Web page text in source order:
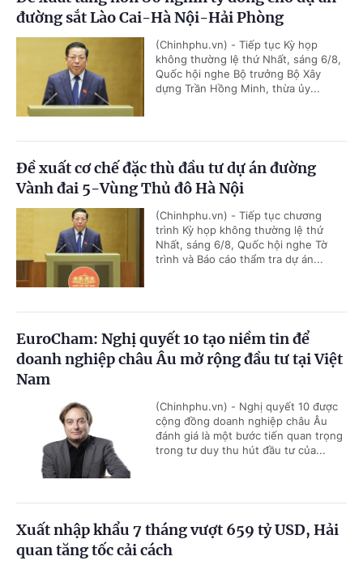
đường sắt Lào Cai-Hà Nội-Hải Phòng
(Chinhphu.vn) - Tiếp tục Kỳ họp
không thường lệ thứ Nhất, sáng 6/8,
Quốc hội nghe Bộ trưởng Bộ Xây
dựng Trần Hồng Minh, thừa ủy...
Đề xuất cơ chế đặc thù đầu tư dự án đường
Vành đai 5-Vùng Thủ đô Hà Nội
(Chinhphu.vn) - Tiếp tục chương
trình Kỳ họp không thường lệ thứ
Nhất, sáng 6/8, Quốc hội nghe Tờ
trình và Báo cáo thẩm tra dự án...
EuroCham: Nghị quyết 10 tạo niềm tin để
doanh nghiệp châu Âu mở rộng đầu tư tại Việt
Nam
(Chinhphu.vn) - Nghị quyết 10 được
cộng đồng doanh nghiệp châu Âu
đánh giá là một bước tiến quan trọng
trong tư duy thu hút đầu tư của...
Xuất nhập khẩu 7 tháng vượt 659 tỷ USD, Hải
quan tăng tốc cải cách